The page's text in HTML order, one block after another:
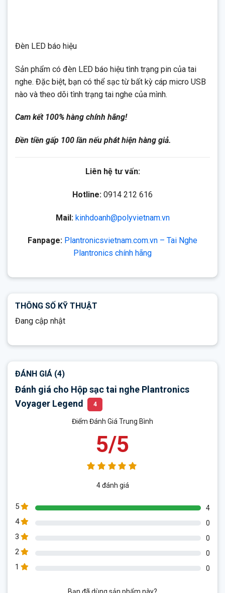
Đèn LED báo hiệu
Sản phẩm có đèn LED báo hiệu tình trạng pin của tai
nghe. Đặc biệt, bạn có thể sạc từ bất kỳ cáp micro USB
nào và theo dõi tình trạng tai nghe của mình.
Cam kết 100% hàng chính hãng!
Đền tiền gấp 100 lần nếu phát hiện hàng giả.
Liên hệ tư vấn:
Hotline: 0914 212 616
Mail: kinhdoanh@polyvietnam.vn
Fanpage: Plantronicsvietnam.com.vn – Tai Nghe
Plantronics chính hãng
THÔNG SỐ KỸ THUẬT
Đang cập nhật
ĐÁNH GIÁ (4)
Đánh giá cho Hộp sạc tai nghe Plantronics
Voyager Legend
4
Điểm Đánh Giá Trung Bình
5/5
4 đánh giá
5 4
4 0
3 0
2 0
1 0
Bạn đã dùng sản phẩm này?